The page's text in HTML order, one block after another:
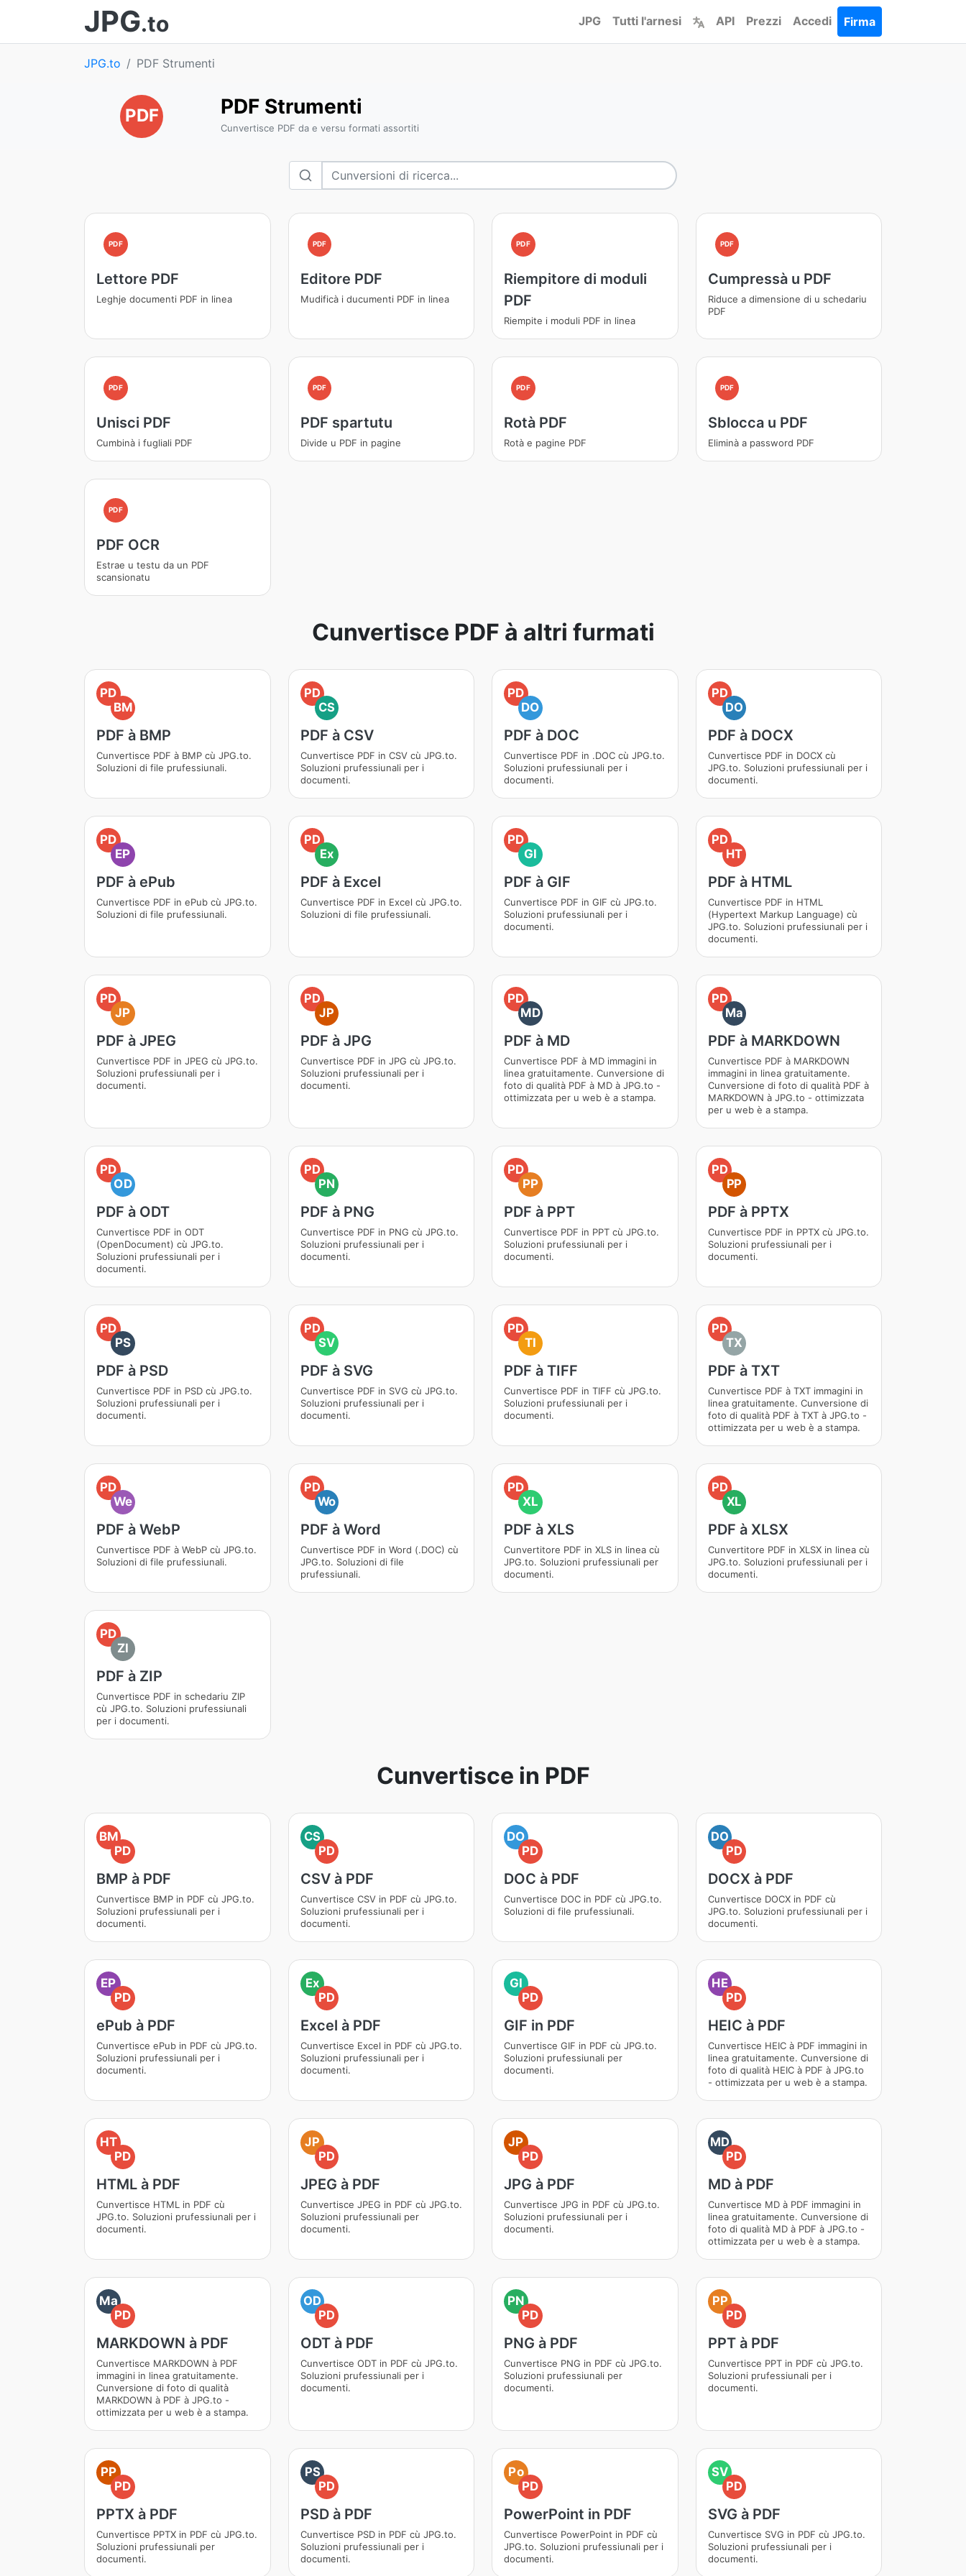
JPG.to JPG Tutti l'arnesi API Prezzi Accedi Firma
JPG.to PDF Strumenti
PDF PDF Strumenti
Cunvertisce PDF da e versu formati assortiti
PDF
Lettore PDF
Leghje documenti PDF in linea
PDF
Editore PDF
Mudificà i ducumenti PDF in linea
PDF
Riempitore di moduli
PDF
Riempite i moduli PDF in linea
PDF
Cumpressà u PDF
Riduce a dimensione di u schedariu
PDF
PDF
Unisci PDF
Cumbinà i fugliali PDF
PDF
PDF spartutu
Divide u PDF in pagine
PDF
Rotà PDF
Rotà e pagine PDF
PDF
Sblocca u PDF
Eliminà a password PDF
PDF
PDF OCR
Estrae u testu da un PDF
scansionatu
Cunvertisce PDF à altri furmati
PD
BM
PDF à BMP
Cunvertisce PDF à BMP cù JPG.to.
Soluzioni di file prufessiunali.
PD
CS
PDF à CSV
Cunvertisce PDF in CSV cù JPG.to.
Soluzioni prufessiunali per i
documenti.
PD
DO
PDF à DOC
Cunvertisce PDF in .DOC cù JPG.to.
Soluzioni prufessiunali per i
documenti.
PD
DO
PDF à DOCX
Cunvertisce PDF in DOCX cù
JPG.to. Soluzioni prufessiunali per i
documenti.
PD
EP
PDF à ePub
Cunvertisce PDF in ePub cù JPG.to.
Soluzioni di file prufessiunali.
PD
Ex
PDF à Excel
Cunvertisce PDF in Excel cù JPG.to.
Soluzioni di file prufessiunali.
PD
GI
PDF à GIF
Cunvertisce PDF in GIF cù JPG.to.
Soluzioni prufessiunali per i
documenti.
PD
HT
PDF à HTML
Cunvertisce PDF in HTML
(Hypertext Markup Language) cù
JPG.to. Soluzioni prufessiunali per i
documenti.
PD
JP
PDF à JPEG
Cunvertisce PDF in JPEG cù JPG.to.
Soluzioni prufessiunali per i
documenti.
PD
JP
PDF à JPG
Cunvertisce PDF in JPG cù JPG.to.
Soluzioni prufessiunali per i
documenti.
PD
MD
PDF à MD
Cunvertisce PDF à MD immagini in
linea gratuitamente. Cunversione di
foto di qualità PDF à MD à JPG.to -
ottimizzata per u web è a stampa.
PD
Ma
PDF à MARKDOWN
Cunvertisce PDF à MARKDOWN
immagini in linea gratuitamente.
Cunversione di foto di qualità PDF à
MARKDOWN à JPG.to - ottimizzata
per u web è a stampa.
PD
OD
PDF à ODT
Cunvertisce PDF in ODT
(OpenDocument) cù JPG.to.
Soluzioni prufessiunali per i
documenti.
PD
PN
PDF à PNG
Cunvertisce PDF in PNG cù JPG.to.
Soluzioni prufessiunali per i
documenti.
PD
PP
PDF à PPT
Cunvertisce PDF in PPT cù JPG.to.
Soluzioni prufessiunali per i
documenti.
PD
PP
PDF à PPTX
Cunvertisce PDF in PPTX cù JPG.to.
Soluzioni prufessiunali per i
documenti.
PD
PS
PDF à PSD
Cunvertisce PDF in PSD cù JPG.to.
Soluzioni prufessiunali per i
documenti.
PD
SV
PDF à SVG
Cunvertisce PDF in SVG cù JPG.to.
Soluzioni prufessiunali per i
documenti.
PD
TI
PDF à TIFF
Cunvertisce PDF in TIFF cù JPG.to.
Soluzioni prufessiunali per i
documenti.
PD
TX
PDF à TXT
Cunvertisce PDF à TXT immagini in
linea gratuitamente. Cunversione di
foto di qualità PDF à TXT à JPG.to -
ottimizzata per u web è a stampa.
PD
We
PDF à WebP
Cunvertisce PDF à WebP cù JPG.to.
Soluzioni di file prufessiunali.
PD
Wo
PDF à Word
Cunvertisce PDF in Word (.DOC) cù
JPG.to. Soluzioni di file
prufessiunali.
PD
XL
PDF à XLS
Cunvertitore PDF in XLS in linea cù
JPG.to. Soluzioni prufessiunali per
documenti.
PD
XL
PDF à XLSX
Cunvertitore PDF in XLSX in linea cù
JPG.to. Soluzioni prufessiunali per i
documenti.
PD
ZI
PDF à ZIP
Cunvertisce PDF in schedariu ZIP
cù JPG.to. Soluzioni prufessiunali
per i documenti.
Cunvertisce in PDF
BM
PD
BMP à PDF
Cunvertisce BMP in PDF cù JPG.to.
Soluzioni prufessiunali per i
documenti.
CS
PD
CSV à PDF
Cunvertisce CSV in PDF cù JPG.to.
Soluzioni prufessiunali per i
documenti.
DO
PD
DOC à PDF
Cunvertisce DOC in PDF cù JPG.to.
Soluzioni di file prufessiunali.
DO
PD
DOCX à PDF
Cunvertisce DOCX in PDF cù
JPG.to. Soluzioni prufessiunali per i
documenti.
EP
PD
ePub à PDF
Cunvertisce ePub in PDF cù JPG.to.
Soluzioni prufessiunali per i
documenti.
Ex
PD
Excel à PDF
Cunvertisce Excel in PDF cù JPG.to.
Soluzioni prufessiunali per i
documenti.
GI
PD
GIF in PDF
Cunvertisce GIF in PDF cù JPG.to.
Soluzioni prufessiunali per
documenti.
HE
PD
HEIC à PDF
Cunvertisce HEIC à PDF immagini in
linea gratuitamente. Cunversione di
foto di qualità HEIC à PDF à JPG.to
- ottimizzata per u web è a stampa.
HT
PD
HTML à PDF
Cunvertisce HTML in PDF cù
JPG.to. Soluzioni prufessiunali per i
documenti.
JP
PD
JPEG à PDF
Cunvertisce JPEG in PDF cù JPG.to.
Soluzioni prufessiunali per
documenti.
JP
PD
JPG à PDF
Cunvertisce JPG in PDF cù JPG.to.
Soluzioni prufessiunali per i
documenti.
MD
PD
MD à PDF
Cunvertisce MD à PDF immagini in
linea gratuitamente. Cunversione di
foto di qualità MD à PDF à JPG.to -
ottimizzata per u web è a stampa.
Ma
PD
MARKDOWN à PDF
Cunvertisce MARKDOWN à PDF
immagini in linea gratuitamente.
Cunversione di foto di qualità
MARKDOWN à PDF à JPG.to -
ottimizzata per u web è a stampa.
OD
PD
ODT à PDF
Cunvertisce ODT in PDF cù JPG.to.
Soluzioni prufessiunali per i
documenti.
PN
PD
PNG à PDF
Cunvertisce PNG in PDF cù JPG.to.
Soluzioni prufessiunali per
documenti.
PP
PD
PPT à PDF
Cunvertisce PPT in PDF cù JPG.to.
Soluzioni prufessiunali per i
documenti.
PP
PD
PPTX à PDF
Cunvertisce PPTX in PDF cù JPG.to.
Soluzioni prufessiunali per
documenti.
PS
PD
PSD à PDF
Cunvertisce PSD in PDF cù JPG.to.
Soluzioni prufessiunali per i
documenti.
Po
PD
PowerPoint in PDF
Cunvertisce PowerPoint in PDF cù
JPG.to. Soluzioni prufessiunali per i
documenti.
SV
PD
SVG à PDF
Cunvertisce SVG in PDF cù JPG.to.
Soluzioni prufessiunali per i
documenti.